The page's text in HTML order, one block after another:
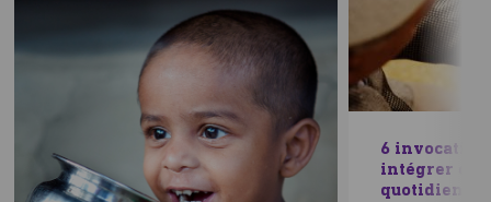
6
intégrer
quotidien